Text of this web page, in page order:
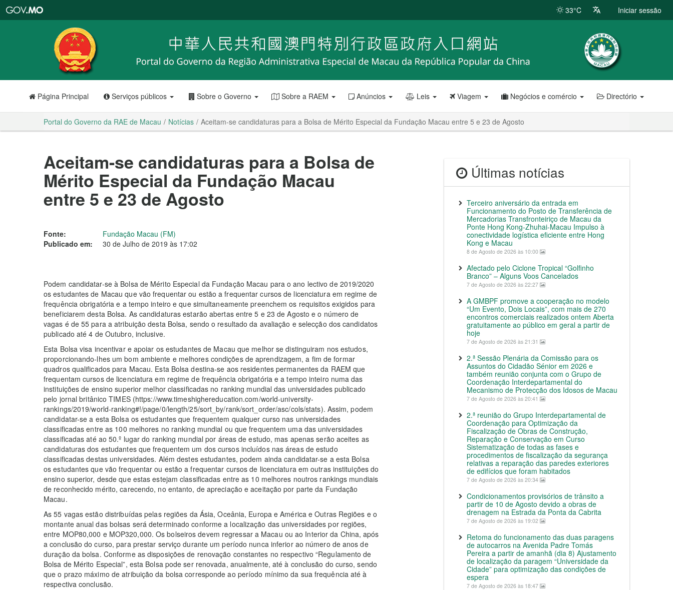
RAE
de
Macau
33°C Iniciar sessão
Página Principal Serviços públicos Sobre o Governo Sobre a RAEM Anúncios Leis Viagem Negócios e comércio Directório
Portal do Governo da RAE de Macau Notícias Aceitam-se candidaturas para a Bolsa de Mérito Especial da Fundação Macau entre 5 e 23 de Agosto
Aceitam-se candidaturas para a Bolsa de
Mérito Especial da Fundação Macau
entre 5 e 23 de Agosto
Fonte:
Fundação Macau (FM)
Publicado em:
30 de Julho de 2019 às 17:02
Podem candidatar-se à Bolsa de Mérito Especial da Fundação Macau para o ano lectivo de 2019/2020
os estudantes de Macau que vão frequentar ou estão a frequentar cursos de licenciatura em regime de
frequência obrigatória e a tempo inteiro e que simultaneamente preenchem os requisitos exigidos para
beneficiarem desta Bolsa. As candidaturas estarão abertas entre 5 e 23 de Agosto e o número de
vagas é de 55 para a atribuição desta Bolsa, sendo o resultado da avaliação e selecção dos candidatos
publicado até 4 de Outubro, inclusive.
Esta Bolsa visa incentivar e apoiar os estudantes de Macau que melhor se distinguiram nos estudos,
proporcionando-lhes um bom ambiente e melhores condições de aprendizagem, a fim de formar
quadros qualificados para Macau. Esta Bolsa destina-se aos residentes permanentes da RAEM que
frequentam cursos de licenciatura em regime de frequência obrigatória e a tempo inteiro numa das
instituições de ensino superior melhor classificadas no ranking mundial das universidades publicado
pelo jornal britânico TIMES (https://www.timeshighereducation.com/world-university-
rankings/2019/world-ranking#!/page/0/length/25/sort_by/rank/sort_order/asc/cols/stats). Assim, podem
candidatar-se a esta Bolsa os estudantes que frequentem qualquer curso nas universidades
classificadas entre as 100 melhores no ranking mundial ou que frequentem uma das universidades
classificadas até ao 50.º lugar do ranking mundial por áreas de estudo, mas apenas serão aceites as
candidaturas dos estudantes que frequentem um dos cursos incluídos nas áreas de estudo
classificadas destas universidades. Além destes estudantes, podem ainda candidatar-se a esta Bolsa
os estudantes que vão frequentar ou estão a frequentar cursos de licenciatura em outras instituições do
ensino superior, desde que estas estejam classificadas entre as 10 melhores noutros rankings mundiais
de reconhecido mérito, carecendo, no entanto, de apreciação e aceitação por parte da Fundação
Macau.
As 55 vagas estão distribuídas pelas regiões da Ásia, Oceânia, Europa e América e Outras Regiões e o
montante anual das bolsas será determinado conforme a localização das universidades por regiões,
entre MOP80,000 e MOP320,000. Os bolseiros devem regressar a Macau ou ao Interior da China, após
a conclusão do curso, para prestar serviço durante um período nunca inferior ao número de anos de
duração da bolsa. Conforme as disposições de renovação constantes no respectivo “Regulamento de
Bolsa de Mérito Especial”, esta Bolsa pode ser renovada, anualmente, até à conclusão do curso, sendo
que o prazo máximo de atribuição da bolsa corresponde ao período mínimo da sua frequência até à
respectiva conclusão.
Últimas notícias
Terceiro aniversário da entrada em
Funcionamento do Posto de Transferência de
Mercadorias Transfronteiriço de Macau da
Ponte Hong Kong-Zhuhai-Macau Impulso à
conectividade logística eficiente entre Hong
Kong e Macau
8 de Agosto de 2026 às 10:00
Afectado pelo Ciclone Tropical “Golfinho
Branco” – Alguns Voos Cancelados
7 de Agosto de 2026 às 22:27
A GMBPF promove a cooperação no modelo
“Um Evento, Dois Locais”, com mais de 270
encontros comerciais realizados ontem Aberta
gratuitamente ao público em geral a partir de
hoje
7 de Agosto de 2026 às 21:31
2.ª Sessão Plenária da Comissão para os
Assuntos do Cidadão Sénior em 2026 e
também reunião conjunta com o Grupo de
Coordenação Interdepartamental do
Mecanismo de Protecção dos Idosos de Macau
7 de Agosto de 2026 às 20:41
2.ª reunião do Grupo Interdepartamental de
Coordenação para Optimização da
Fiscalização de Obras de Construção,
Reparação e Conservação em Curso
Sistematização de todas as fases e
procedimentos de fiscalização da segurança
relativas a reparação das paredes exteriores
de edifícios que foram habitados
7 de Agosto de 2026 às 20:34
Condicionamentos provisórios de trânsito a
partir de 10 de Agosto devido a obras de
drenagem na Estrada da Ponta da Cabrita
7 de Agosto de 2026 às 19:02
Retoma do funcionamento das duas paragens
de autocarros na Avenida Padre Tomás
Pereira a partir de amanhã (dia 8) Ajustamento
de localização da paragem “Universidade da
Cidade” para optimização das condições de
espera
7 de Agosto de 2026 às 18:47